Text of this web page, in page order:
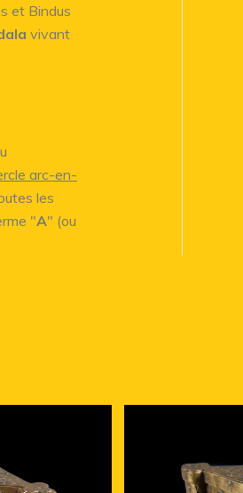
et Bindus
vivant
arc-en-
les
"A" (ou